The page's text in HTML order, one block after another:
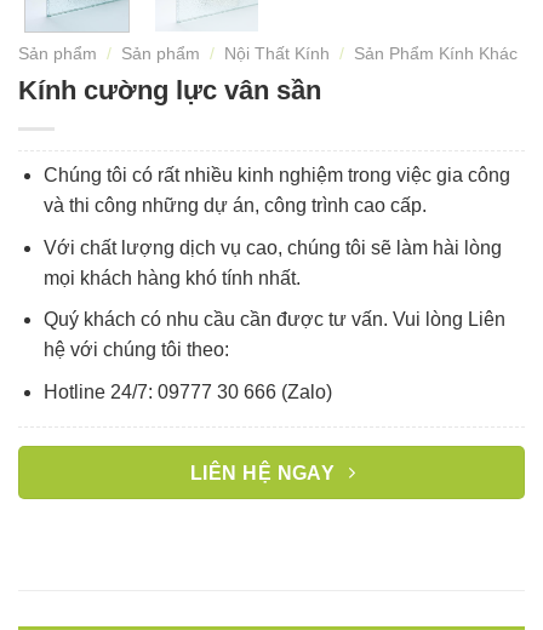
Sản phẩm / Sản phẩm / Nội Thất Kính / Sản Phẩm Kính Khác
Kính cường lực vân sần
Chúng tôi có rất nhiều kinh nghiệm trong việc gia công
và thi công những dự án, công trình cao cấp.
Với chất lượng dịch vụ cao, chúng tôi sẽ làm hài lòng
mọi khách hàng khó tính nhất.
Quý khách có nhu cầu cần được tư vấn. Vui lòng Liên
hệ với chúng tôi theo:
Hotline 24/7: 09777 30 666 (Zalo)
LIÊN HỆ NGAY